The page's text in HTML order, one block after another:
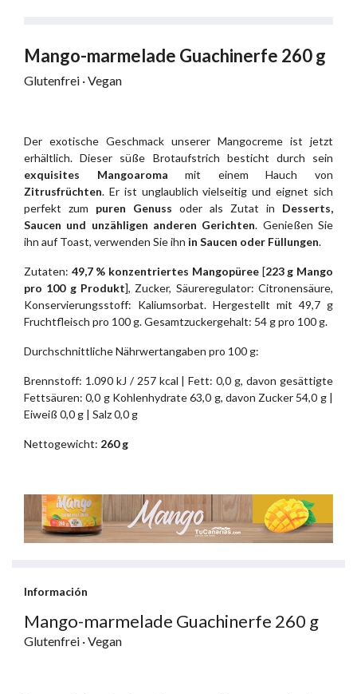
Mango-marmelade Guachinerfe 260 g
Glutenfrei · Vegan
Der exotische Geschmack unserer Mangocreme ist jetzt
erhältlich. Dieser süße Brotaufstrich besticht durch sein
exquisites Mangoaroma mit einem Hauch von
Zitrusfrüchten. Er ist unglaublich vielseitig und eignet sich
perfekt zum puren Genuss oder als Zutat in Desserts,
Saucen und unzähligen anderen Gerichten. Genießen Sie
ihn auf Toast, verwenden Sie ihn in Saucen oder Füllungen.
Zutaten: 49,7 % konzentriertes Mangopüree[223 g Mango
pro 100 g Produkt], Zucker, Säureregulator: Citronensäure,
Konservierungsstoff: Kaliumsorbat. Hergestellt mit 49,7 g
Fruchtfleisch pro 100 g. Gesamtzuckergehalt: 54 g pro 100 g.
Durchschnittliche Nährwertangaben pro 100 g:
Brennstoff: 1.090 kJ / 257 kcal | Fett: 0,0 g, davon gesättigte
Fettsäuren: 0,0 g Kohlenhydrate 63,0 g, davon Zucker 54,0 g |
Eiweiß 0,0 g | Salz 0,0 g
Nettogewicht: 260 g
Información
Mango-marmelade Guachinerfe 260 g
Glutenfrei · Vegan